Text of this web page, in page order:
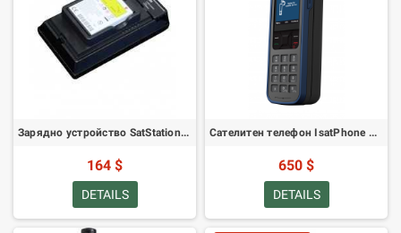
Зарядно устройство SatStation с един слот за батерии за 9500/9505/9505A - захранване за САЩ
164 $
DETAILS
Сателитен телефон IsatPhone Pro
650 $
DETAILS